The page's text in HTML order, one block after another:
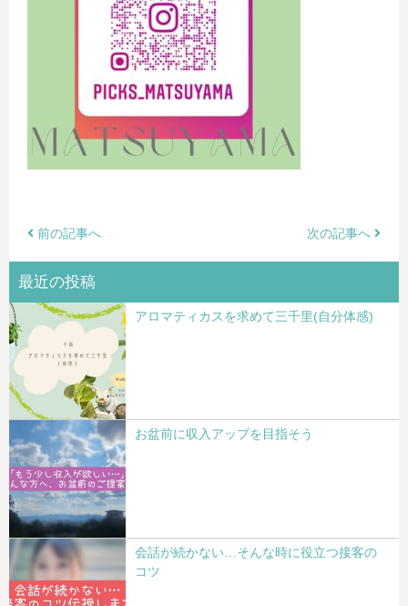
前の記事へ 次の記事へ
最近の投稿
アロマティカスを求めて三千里(自分体感)
お盆前に収入アップを目指そう
会話が続かない…そんな時に役立つ接客の
コツ